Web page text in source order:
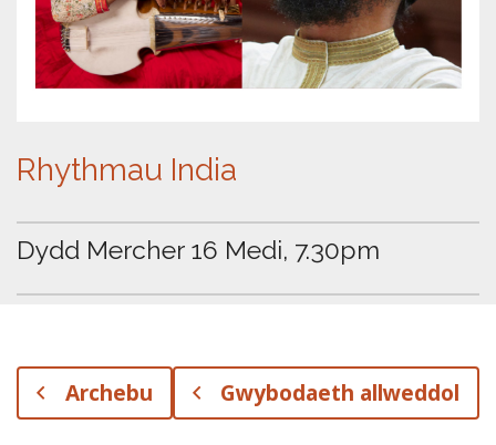
Rhythmau India
Dydd Mercher 16 Medi, 7.30pm
Archebu Gwybodaeth allweddol